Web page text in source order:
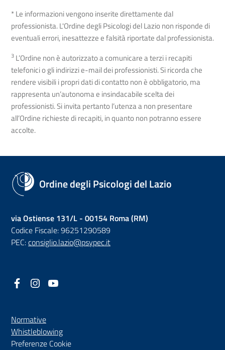
* Le informazioni vengono inserite direttamente dal
professionista. L'Ordine degli Psicologi del Lazio non risponde di
eventuali errori, inesattezze e falsità riportate dal professionista.
3 L’Ordine non è autorizzato a comunicare a terzi i recapiti
telefonici o gli indirizzi e-mail dei professionisti. Si ricorda che
rendere visibili i propri dati di contatto non è obbligatorio, ma
rappresenta un’autonoma e insindacabile scelta dei
professionisti. Si invita pertanto l’utenza a non presentare
all’Ordine richieste di recapiti, in quanto non potranno essere
accolte.
Ordine degli Psicologi del Lazio
via Ostiense 131/L - 00154 Roma (RM)
Codice Fiscale: 96251290589
PEC:consiglio.lazio@psypec.it
Facebook
(nuova scheda - new tab)
Instagram
(nuova scheda - new tab)
Normative
Whistleblowing(nuova scheda - new tab)
Preferenze Cookie